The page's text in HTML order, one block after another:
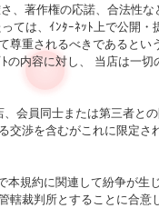
、著作権の応諾、合法性
ては、ｲﾝﾀｰﾈｯﾄ上で公開
尊重されるべきであるとい
の内容に対し、 当店は一
会員同士または第三者と
交渉を含むがこれに限定
本規約に関連して紛争が生
轄裁判所とすることに合意